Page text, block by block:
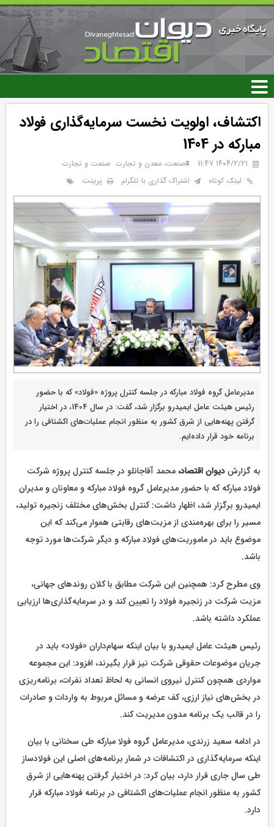
رفتن
محتوای
اصلی
اکتشاف، اولویت نخست سرمایه‌گذاری فولاد
مبارکه در 1404
۱۴۰۴/۲/۲۱ 11:47 صنعت، معدن و تجارت صنعت و تجارت
لینک کوتاه
اشتراک گذاری با تلگرام پرینت
مدیرعامل گروه فولاد مبارکه در جلسه کنترل پروژه «فولاد» که با حضور
رئیس هیئت عامل ایمیدرو برگزار شد، گفت: در سال 1404، در اختیار
گرفتن پهنه‌هایی از شرق کشور به منظور انجام عملیات‌های اکشتافی را در
برنامه خود قرار داده‌ایم.
به گزارشدیوان اقتصاد، محمد آقاجانلو در جلسه کنترل پروژه شرکت
فولاد مبارکه که با حضور مدیرعامل گروه فولاد مبارکه و معاونان و مدیران
ایمیدرو برگزار شد، اظهار داشت: کنترل بخش‌های مختلف زنجیره تولید،
مسیر را برای بهره‌مندی از مزیت‌های رقابتی هموار می‌کند که این
موضوع باید در ماموریت‌های فولاد مبارکه و دیگر شرکت‌ها مورد توجه
باشد.
وی مطرح کرد: همچنین این شرکت مطابق با کلان روندهای جهانی،
مزیت شرکت در زنجیره فولاد را تعیین کند و در سرمایه‌گذاری‌ها ارزیابی
عملکرد داشته باشد.
رئیس هیئت عامل ایمیدرو با بیان اینکه سهام‌داران «فولاد» باید در
جریان موضوعات حقوقی شرکت نیز قرار بگیرند، افزود: این مجموعه
مواردی همچون کنترل نیروی انسانی به لحاظ تعداد نفرات، برنامه‌ریزی
در بخش‌های نیاز ارزی، کف عرضه و مسائل مربوط به واردات و صادرات
را در قالب یک برنامه مدون مدیریت کند.
در ادامه سعید زرندی، مدیرعامل گروه فولا مبارکه طی سخنانی با بیان
اینکه سرمایه‌گذاری در اکتشافات در شمار برنامه‌های اصلی این فولادساز
طی سال جاری قرار دارد، بیان کرد: در اختیار گرفتن پهنه‌هایی از شرق
کشور به منظور انجام عملیات‌های اکشتافی در برنامه فولاد مبارکه قرار
دارد.